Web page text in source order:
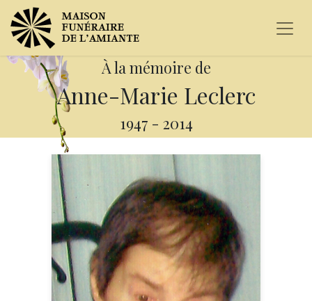
À la mémoire de
Anne-Marie Leclerc
1947 - 2014